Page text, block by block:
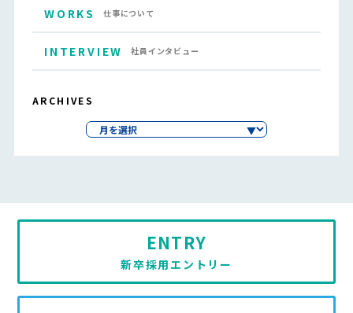
WORKS 仕事について
INTERVIEW 社員インタビュー
ARCHIVES
ENTRY
新卒採用エントリー